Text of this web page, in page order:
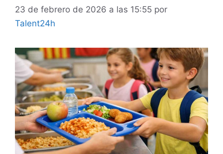
23 de febrero de 2026 a las 15:55 por
Talent24h